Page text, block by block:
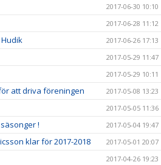
2017-06-30 10:10
2017-06-28 11:12
2017-06-26 17:13
2017-05-29 11:47
2017-05-29 10:11
att driva föreningen 2017-05-08 13:23
2017-05-05 11:36
! 2017-05-04 19:47
klar för 2017-2018 2017-05-01 20:07
2017-04-26 19:23